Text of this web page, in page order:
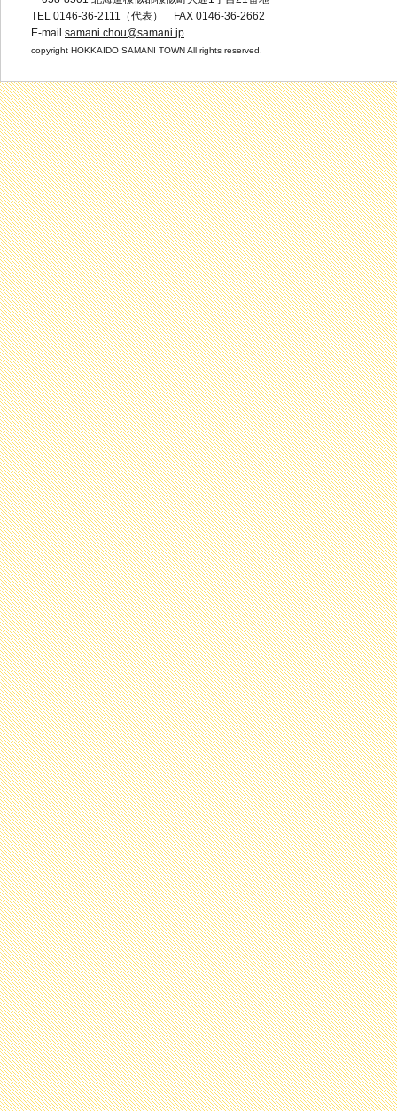
TEL 0146-36-2111（代表） FAX 0146-36-2662
E-mail samani.chou@samani.jp
copyright HOKKAIDO SAMANI TOWN All rights reserved.